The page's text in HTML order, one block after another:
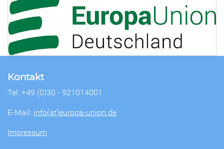
Kontakt
Tel: +49 (0)30 - 921014001
E-Mail: info(at)europa-union.de
Impressum